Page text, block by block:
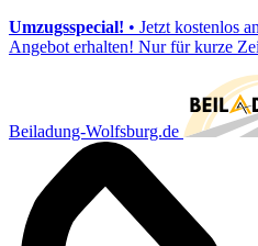
Umzugsspecial! • Jetzt kostenlos
Angebot erhalten! Nur für kurze
Beiladung-Wolfsburg.de